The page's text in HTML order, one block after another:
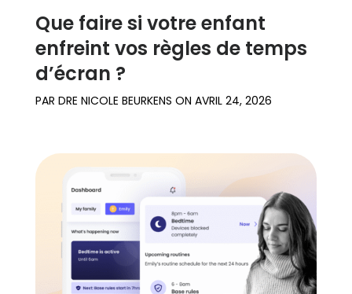
Que faire si votre enfant
enfreint vos règles de temps
d’écran ?
PAR DRE NICOLE BEURKENS ON AVRIL 24, 2026